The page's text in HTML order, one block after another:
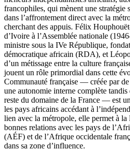
francophiles, qui mènent une stratégie
dans l’affrontement direct avec la
cherchant des appuis. Félix
d’Ivoire à l’Assemblée nationale
ministre sous la IVe République,
démocratique africain (RDA), et
d’un métissage entre la culture
jouent un rôle primordial dans cette
Communauté française — créée par
une autonomie interne complète
reste du domaine de la France — est
les pays africains accédant à
lien avec la métropole, elle permet à la
bonnes relations avec les pays de
(AÉF) et de l’Afrique occidentale
dans sa zone d’influence.